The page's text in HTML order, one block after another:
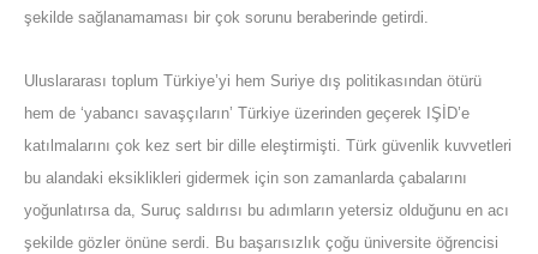
şekilde sağlanamaması bir çok sorunu beraberinde getirdi.
Uluslararası toplum Türkiye’yi hem Suriye dış politikasından ötürü
hem de ‘yabancı savaşçıların’ Türkiye üzerinden geçerek IŞİD’e
katılmalarını çok kez sert bir dille eleştirmişti. Türk güvenlik kuvvetleri
bu alandaki eksiklikleri gidermek için son zamanlarda çabalarını
yoğunlatırsa da, Suruç saldırısı bu adımların yetersiz olduğunu en acı
şekilde gözler önüne serdi. Bu başarısızlık çoğu üniversite öğrencisi